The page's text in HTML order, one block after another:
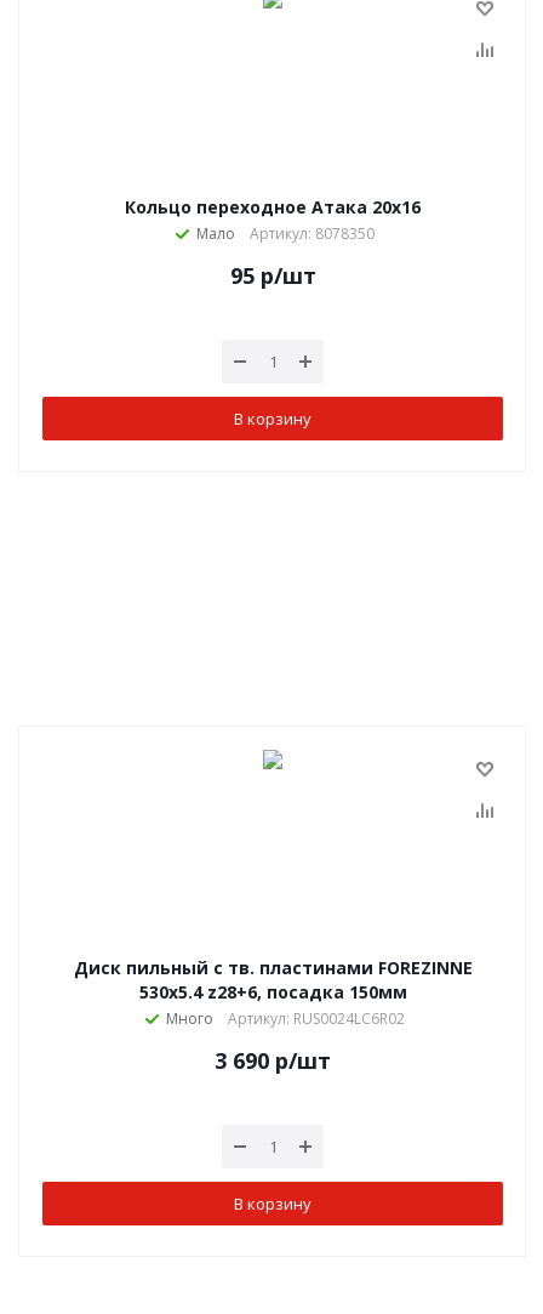
Кольцо переходное Атака 20х16
Мало Артикул: 8078350
95р/шт
В корзину
Диск пильный с тв. пластинами FOREZINNE
530х5.4 z28+6, посадка 150мм
Много Артикул: RUS0024LC6R02
3 690 р/шт
В корзину